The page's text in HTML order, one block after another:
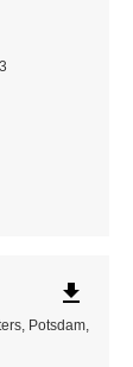
Potsdam,
file_download